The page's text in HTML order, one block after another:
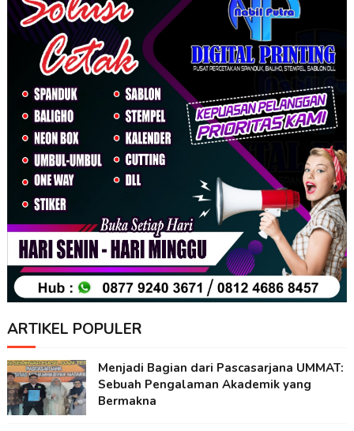
ARTIKEL POPULER
Menjadi Bagian dari Pascasarjana UMMAT:
Sebuah Pengalaman Akademik yang
Bermakna